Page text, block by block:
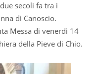
secoli fa tra i
di Canoscio.
Messa di venerdì 14
della Pieve di Chio.